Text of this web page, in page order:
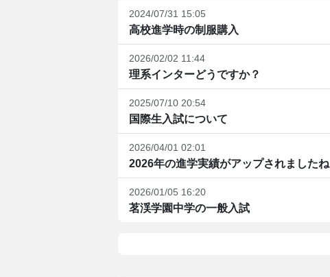
2024/07/31 15:05
高校進学時の制服購入
2026/02/02 11:44
理系インターどうですか？
2025/07/10 20:54
国際生入試について
2026/04/01 02:01
2026年の進学実績がアップされましたね
2026/01/05 16:20
茗渓学園中学の一般入試